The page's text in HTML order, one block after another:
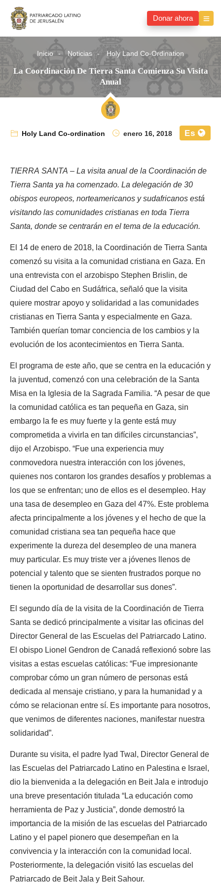
Donar ahora
Inicio Noticias Holy Land Co-Ordination
La Coordinación De Tierra Santa Comienza Su Visita
Anual
Holy Land Co-ordination enero 16, 2018 Es
TIERRA SANTA – La visita anual de la Coordinación de
Tierra Santa ya ha comenzado. La delegación de 30
obispos europeos, norteamericanos y sudafricanos está
visitando las comunidades cristianas en toda Tierra
Santa, donde se centrarán en el tema de la educación.
El 14 de enero de 2018, la Coordinación de Tierra Santa
comenzó su visita a la comunidad cristiana en Gaza. En
una entrevista con el arzobispo Stephen Brislin, de
Ciudad del Cabo en Sudáfrica, señaló que la visita
quiere mostrar apoyo y solidaridad a las comunidades
cristianas en Tierra Santa y especialmente en Gaza.
También querían tomar conciencia de los cambios y la
evolución de los acontecimientos en Tierra Santa.
El programa de este año, que se centra en la educación y
la juventud, comenzó con una celebración de la Santa
Misa en la Iglesia de la Sagrada Familia. “A pesar de que
la comunidad católica es tan pequeña en Gaza, sin
embargo la fe es muy fuerte y la gente está muy
comprometida a vivirla en tan difíciles circunstancias”,
dijo el Arzobispo. “Fue una experiencia muy
conmovedora nuestra interacción con los jóvenes,
quienes nos contaron los grandes desafíos y problemas a
los que se enfrentan; uno de ellos es el desempleo. Hay
una tasa de desempleo en Gaza del 47%. Este problema
afecta principalmente a los jóvenes y el hecho de que la
comunidad cristiana sea tan pequeña hace que
experimente la dureza del desempleo de una manera
muy particular. Es muy triste ver a jóvenes llenos de
potencial y talento que se sienten frustrados porque no
tienen la oportunidad de desarrollar sus dones”.
El segundo día de la visita de la Coordinación de Tierra
Santa se dedicó principalmente a visitar las oficinas del
Director General de las Escuelas del Patriarcado Latino.
El obispo Lionel Gendron de Canadá reflexionó sobre las
visitas a estas escuelas católicas: “Fue impresionante
comprobar cómo un gran número de personas está
dedicada al mensaje cristiano, y para la humanidad y a
cómo se relacionan entre sí. Es importante para nosotros,
que venimos de diferentes naciones, manifestar nuestra
solidaridad”.
Durante su visita, el padre Iyad Twal, Director General de
las Escuelas del Patriarcado Latino en Palestina e Israel,
dio la bienvenida a la delegación en Beit Jala e introdujo
una breve presentación titulada “La educación como
herramienta de Paz y Justicia”, donde demostró la
importancia de la misión de las escuelas del Patriarcado
Latino y el papel pionero que desempeñan en la
convivencia y la interacción con la comunidad local.
Posteriormente, la delegación visitó las escuelas del
Patriarcado de Beit Jala y Beit Sahour.